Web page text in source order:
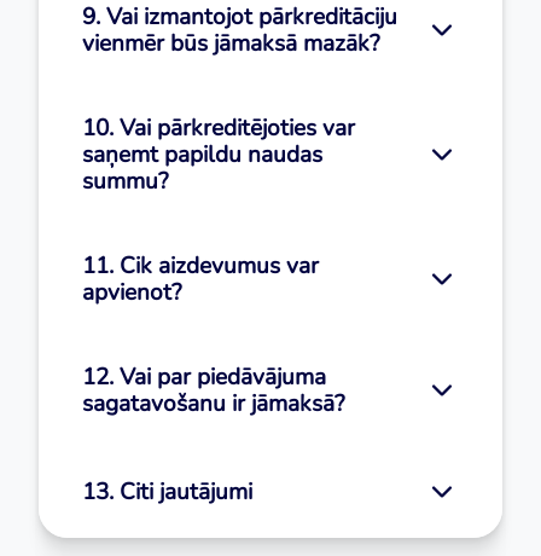
9. Vai izmantojot pārkreditāciju
vienmēr būs jāmaksā mazāk?
10. Vai pārkreditējoties var
saņemt papildu naudas
summu?
11. Cik aizdevumus var
apvienot?
12. Vai par piedāvājuma
sagatavošanu ir jāmaksā?
13. Citi jautājumi